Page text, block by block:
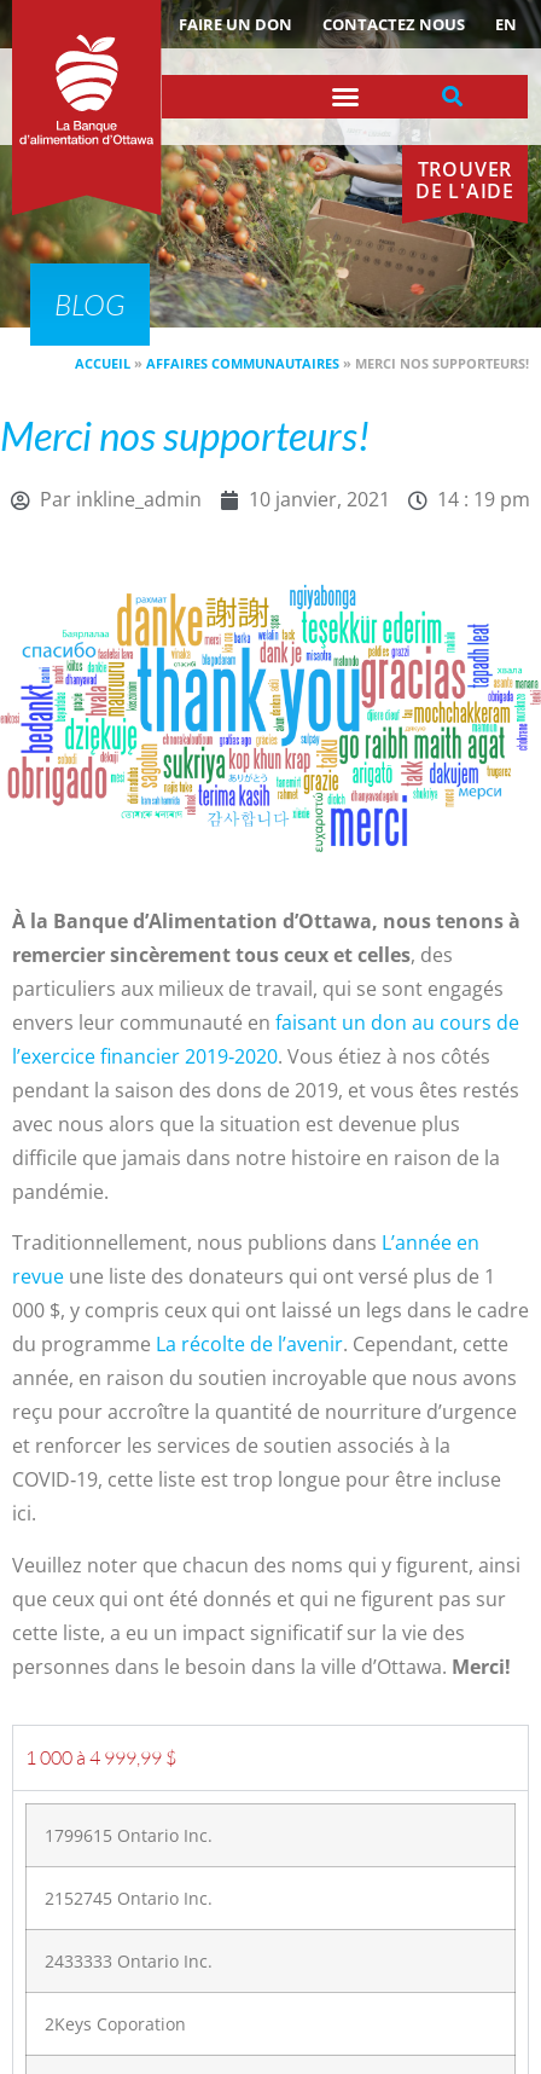
FAIRE UN DON CONTACTEZ NOUS EN
TROUVER
DE L'AIDE
BLOG
ACCUEIL » AFFAIRES COMMUNAUTAIRES » MERCI NOS SUPPORTEURS!
Merci nos supporteurs!
Par inkline_admin 10 janvier, 2021 14 : 19 pm
À la Banque d’Alimentation d’Ottawa, nous tenons à
remercier sincèrement tous ceux et celles, des
particuliers aux milieux de travail, qui se sont engagés
envers leur communauté en faisant un don au cours de
l’exercice financier 2019‑2020. Vous étiez à nos côtés
pendant la saison des dons de 2019, et vous êtes restés
avec nous alors que la situation est devenue plus
difficile que jamais dans notre histoire en raison de la
pandémie.
Traditionnellement, nous publions dans L’année en
revue une liste des donateurs qui ont versé plus de 1
000 $, y compris ceux qui ont laissé un legs dans le cadre
du programme La récolte de l’avenir. Cependant, cette
année, en raison du soutien incroyable que nous avons
reçu pour accroître la quantité de nourriture d’urgence
et renforcer les services de soutien associés à la
COVID‑19, cette liste est trop longue pour être incluse
ici.
Veuillez noter que chacun des noms qui y figurent, ainsi
que ceux qui ont été donnés et qui ne figurent pas sur
cette liste, a eu un impact significatif sur la vie des
personnes dans le besoin dans la ville d’Ottawa. Merci!
1 000 à 4 999,99 $
1799615 Ontario Inc.
2152745 Ontario Inc.
2433333 Ontario Inc.
2Keys Coporation